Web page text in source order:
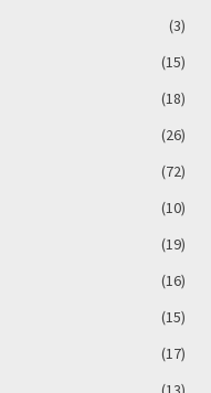
(3)
(15)
(18)
(26)
(72)
(10)
(19)
(16)
(15)
(17)